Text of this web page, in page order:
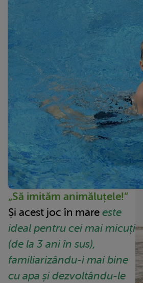
„Să imităm animăluțele!”
Și acest joc în mare este
ideal pentru cei mai micuți
(de la 3 ani în sus),
familiarizându-i mai bine
cu apa și dezvoltându-le